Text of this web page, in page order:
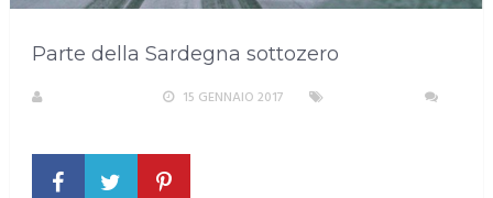
Parte della Sardegna sottozero
15 GENNAIO 2017